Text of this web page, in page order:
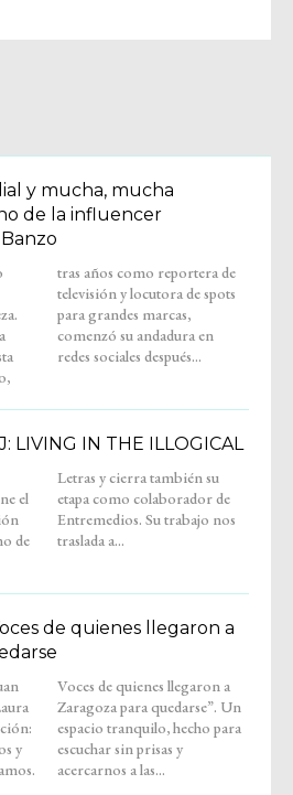
y mucha, mucha
de la influencer
redes sociales después...
LIVING IN THE ILLOGICAL
el
de
de
traslada a...
de quienes llegaron a
a
Un
acercarnos a las...